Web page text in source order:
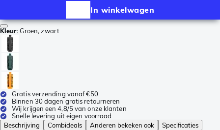
In winkelwagen
Kleur:Groen, zwart
Gratis verzending vanaf €50
Binnen 30 dagen gratis retourneren
Wij krijgen een 4,8/5 van onze klanten
Snelle levering uit eigen voorraad
Beschrijving
Combideals Anderen bekeken ook
Specificaties